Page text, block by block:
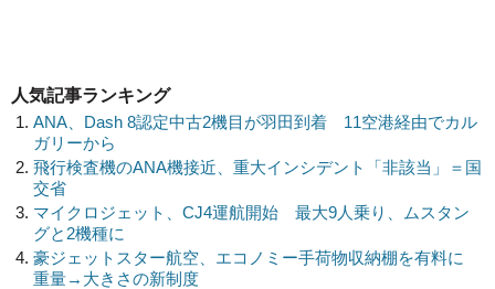
人気記事ランキング
ANA、Dash 8認定中古2機目が羽田到着 11空港経由でカル
ガリーから
飛行検査機のANA機接近、重大インシデント「非該当」＝国
交省
マイクロジェット、CJ4運航開始 最大9人乗り、ムスタン
グと2機種に
豪ジェットスター航空、エコノミー手荷物収納棚を有料に
重量→大きさの新制度